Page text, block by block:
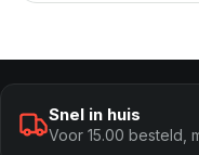
Snel in huis
Voor 15.00 besteld,